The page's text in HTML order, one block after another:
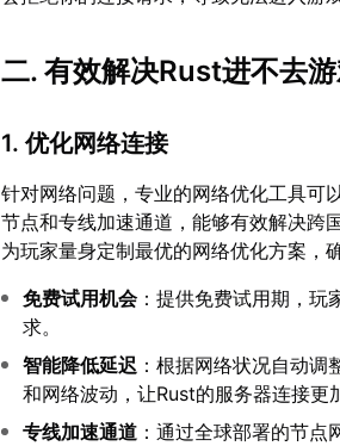
二. 有效解决Rust进不去
1. 优化网络连接
针对网络问题，专业的网络优化工具可
节点和专线加速通道，能够有效解决跨
为玩家量身定制最优的网络优化方案，
免费试用机会：提供免费试用期，玩
求。
智能降低延迟 ：根据网络状况自动
和网络波动，让Rust的服务器连接更
专线加速通道 ：通过全球部署的节